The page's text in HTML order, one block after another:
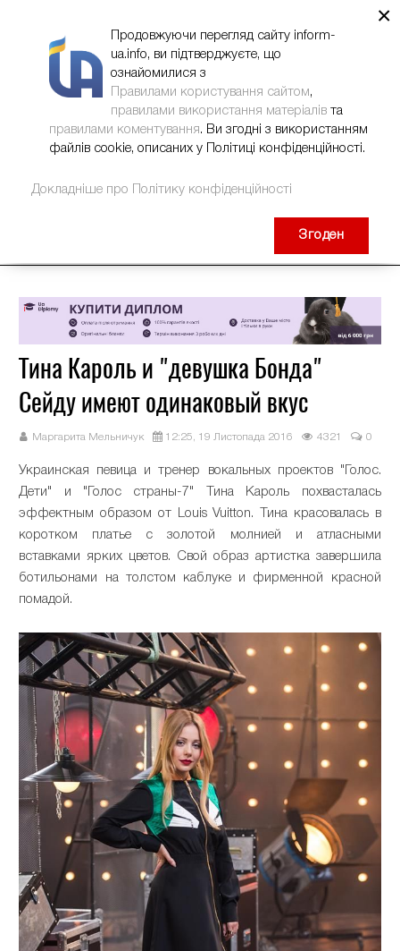
Тина Кароль и "девушка Бонда"
Сейду имеют одинаковый вкус
Маргарита Мельничук 12:25, 19 Листопада 2016 4321 0
Украинская певица и тренер вокальных проектов "Голос.
Дети" и "Голос страны-7" Тина Кароль похвасталась
эффектным образом от Louis Vuitton. Тина красовалась в
коротком платье с золотой молнией и атласными
вставками ярких цветов. Свой образ артистка завершила
ботильонами на толстом каблуке и фирменной красной
помадой.
×
Продовжуючи перегляд сайту inform-
ua.info, ви підтверджуєте, що
ознайомилися з
Правилами користування сайтом,
правилами використання матеріалів та
правилами коментування. Ви згодні з використанням
файлів cookie, описаних у Політиці конфіденційності.
Докладніше про Політику конфіденційності
Згоден